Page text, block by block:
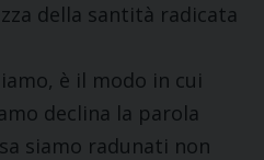
della santità radicata
è il modo in cui
declina la parola
siamo radunati non